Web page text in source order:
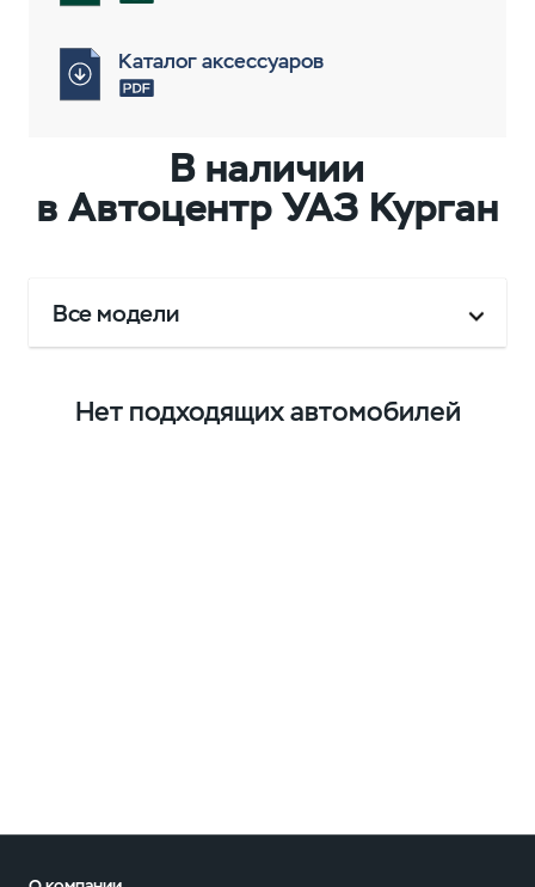
Каталог аксессуаров
В наличии
в Автоцентр УАЗ Курган
Все модели
Нет подходящих автомобилей